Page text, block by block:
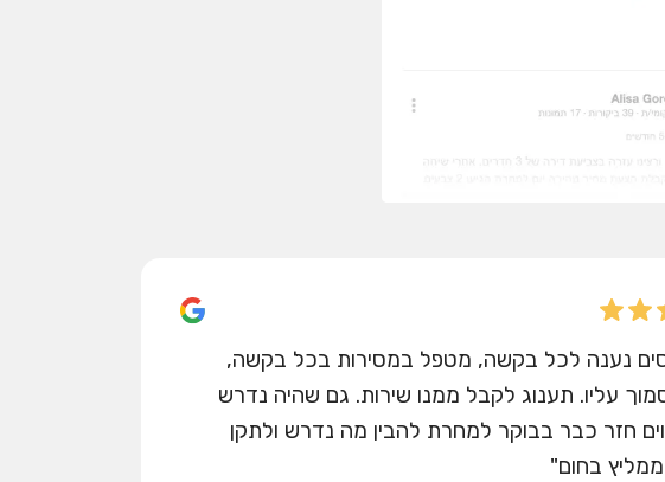
נענה לכל בקשה, מטפל במסירות בכל בקשה,
עליו. תענוג לקבל ממנו שירות. גם שהיה נדרש
חזר כבר בבוקר למחרת להבין מה נדרש ולתקן
בחום"